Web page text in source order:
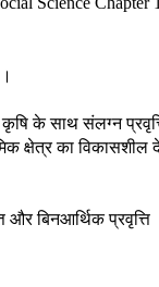
के साथ संलग्न
क्षेत्र का विकासशील
और बिनआर्थिक प्रवृत्ति